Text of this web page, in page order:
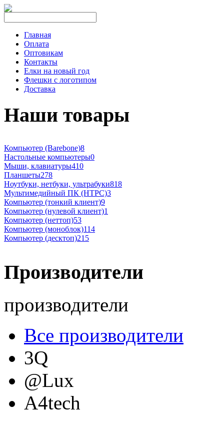
Главная
Оплата
Оптовикам
Контакты
Елки на новый год
Флешки с логотипом
Доставка
Наши товары
Компьютер (Barebone)8
Настольные компьютеры0
Мыши, клавиатуры410
Планшеты278
Ноутбуки, нетбуки, ультрабуки818
Мультимедийный ПК (HTPC)3
Компьютер (тонкий клиент)9
Компьютер (нулевой клиент)1
Компьютер (неттоп)53
Компьютер (моноблок)114
Компьютер (десктоп)215
Производители
производители
Все производители
3Q
@Lux
A4tech